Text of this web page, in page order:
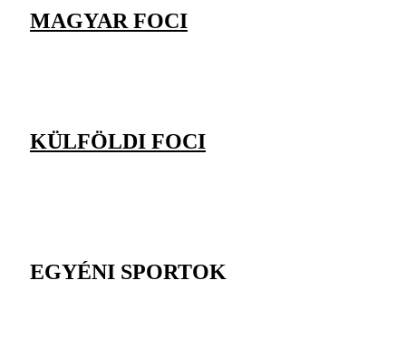
MAGYAR FOCI
KÜLFÖLDI FOCI
EGYÉNI SPORTOK